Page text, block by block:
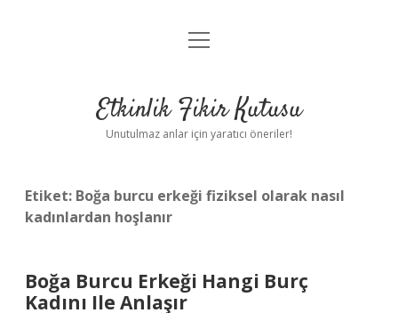
Anasayfa
Yasal Uyarı
menüyü
Etkinlik Fikir Kutusu
Unutulmaz anlar için yaratıcı öneriler!
Etiket: Boğa burcu erkeği fiziksel olarak nasıl
kadınlardan hoşlanır
Boğa Burcu Erkeği Hangi Burç
Kadını Ile Anlaşır